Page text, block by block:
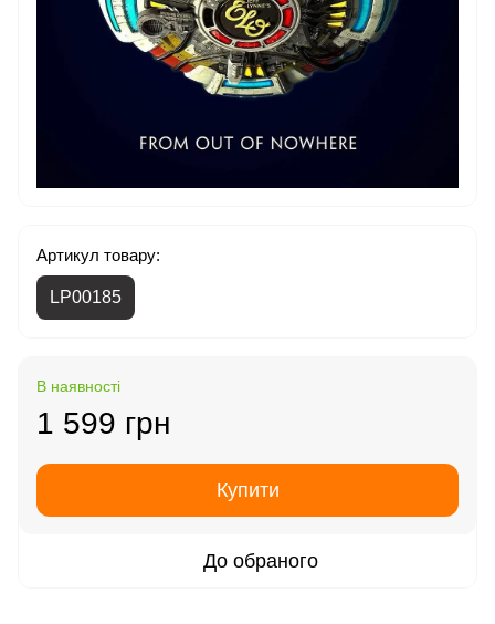
Артикул товару:
LP00185
В наявності
1 599 грн
Купити
До обраного